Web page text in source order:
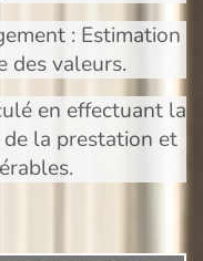
: Estimation
des valeurs.
en effectuant la
la prestation et